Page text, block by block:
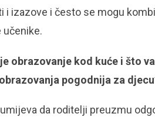
izazove i često se mogu
obrazovanje kod kuće i što
pogodnija za
da roditelji preuzmu